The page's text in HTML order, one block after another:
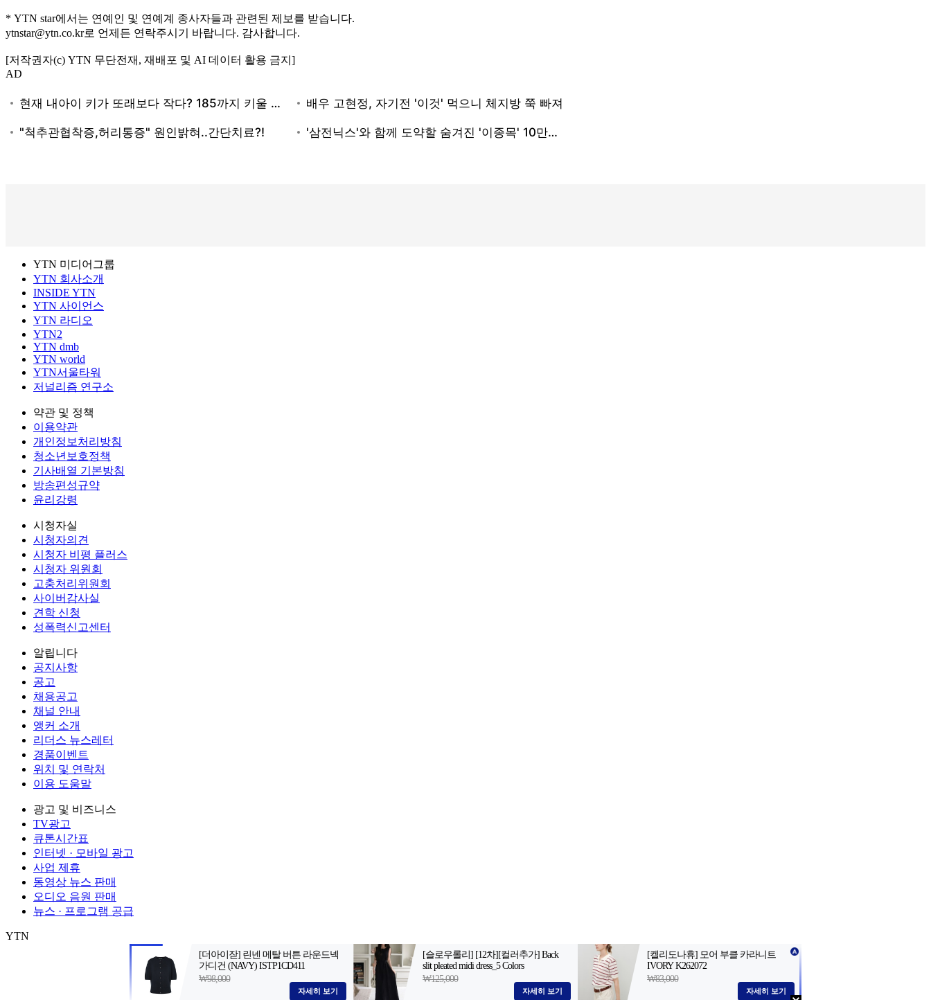
* YTN star에서는 연예인 및 연예계 종사자들과 관련된 제보를 받습니다.
ytnstar@ytn.co.kr로 언제든 연락주시기 바랍니다. 감사합니다.
[저작권자(c) YTN 무단전재, 재배포 및 AI 데이터 활용 금지]
AD
YTN 미디어그룹
YTN 회사소개
INSIDE YTN
YTN 사이언스
YTN 라디오
YTN2
YTN dmb
YTN world
YTN서울타워
저널리즘 연구소
약관 및 정책
이용약관
개인정보처리방침
청소년보호정책
기사배열 기본방침
방송편성규약
윤리강령
시청자실
시청자의견
시청자 비평 플러스
시청자 위원회
고충처리위원회
사이버감사실
견학 신청
성폭력신고센터
알립니다
공지사항
공고
채용공고
채널 안내
앵커 소개
리더스 뉴스레터
경품이벤트
위치 및 연락처
이용 도움말
광고 및 비즈니스
TV광고
큐톤시간표
인터넷 · 모바일 광고
사업 제휴
동영상 뉴스 판매
오디오 음원 판매
뉴스 · 프로그램 공급
YTN
서울특별시 마포구 상암산로 76 (상암동) 대표전화: 02-398-8000 팩스: 02-398-8129 사업자등록번호: 102-81-32883
서울특별시 마포구 상암산로 76 (상암동)등록번호: 서울, 아53997 등록일자: 2021.10.28
대표전화: 02-398-8000발행인: 김백
편집인 · 청소년보호책임자: 김선희
Copyright (c) YTN. All rights reserved. 무단 전재, 재배포 및 AI 데이터 활용 금지